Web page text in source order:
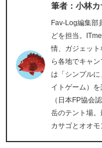
筆者：小林カ
Fav-Log編集部
どを担当。
情、ガジェッ
ら各地でキャ
は「シンプル
イトゲーム）
（日本FP協会
岳のテント場
カサゴとオオモ